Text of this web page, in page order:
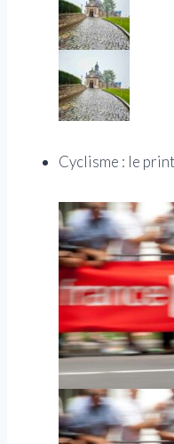
Cyclisme : le